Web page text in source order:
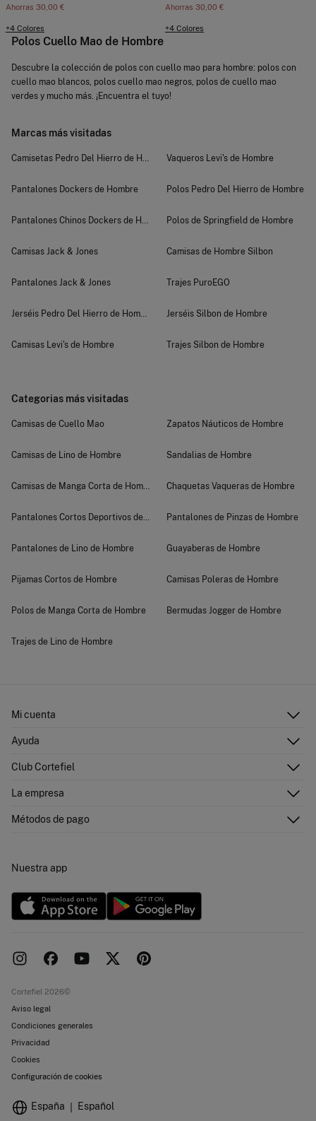
Ahorras 30,00 €
+4 Colores
Ahorras 30,00 €
+4 Colores
Polos Cuello Mao de Hombre
Descubre la colección de polos con cuello mao para hombre: polos con
cuello mao blancos, polos cuello mao negros, polos de cuello mao
verdes y mucho más. ¡Encuentra el tuyo!
Marcas más visitadas
Camisetas Pedro Del Hierro de Hombre
Pantalones Dockers de Hombre
Pantalones Chinos Dockers de Hombre
Camisas Jack & Jones
Pantalones Jack & Jones
Jerséis Pedro Del Hierro de Hombre
Camisas Levi's de Hombre
Vaqueros Levi's de Hombre
Polos Pedro Del Hierro de Hombre
Polos de Springfield de Hombre
Camisas de Hombre Silbon
Trajes PuroEGO
Jerséis Silbon de Hombre
Trajes Silbon de Hombre
Categorias más visitadas
Camisas de Cuello Mao
Camisas de Lino de Hombre
Camisas de Manga Corta de Hombre
Pantalones Cortos Deportivos de Hombre
Pantalones de Lino de Hombre
Pijamas Cortos de Hombre
Polos de Manga Corta de Hombre
Trajes de Lino de Hombre
Zapatos Náuticos de Hombre
Sandalias de Hombre
Chaquetas Vaqueras de Hombre
Pantalones de Pinzas de Hombre
Guayaberas de Hombre
Camisas Poleras de Hombre
Bermudas Jogger de Hombre
Mi cuenta
Direcciones de envío
Tarjeta regalo online
Tarjeta abono
Ayuda
Preguntas frecuentes
Cambios, devoluciones y desistimiento
Club Cortefiel
La empresa
Trabaja con nosotros
Nuevas tiendas
Objetivos desarrollo sostenibilidad
Métodos de pago
Nuestra app
Cortefiel 2026©
Aviso legal
Condiciones generales
Privacidad
Cookies
Configuración de cookies
España Español